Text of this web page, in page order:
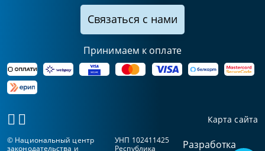
Связаться с нами
Принимаем к оплате
Карта сайта
© Национальный центр
законодательства и
УНП 102411425
Республика
Разработка